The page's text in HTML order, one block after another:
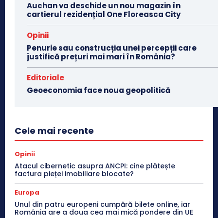
Auchan va deschide un nou magazin în
cartierul rezidențial One Floreasca City
Opinii
Penurie sau construcția unei percepții care
justifică prețuri mai mari în România?
Editoriale
Geoeconomia face noua geopolitică
Cele mai recente
Opinii
Atacul cibernetic asupra ANCPI: cine plătește
factura pieței imobiliare blocate?
Europa
Unul din patru europeni cumpără bilete online, iar
România are a doua cea mai mică pondere din UE